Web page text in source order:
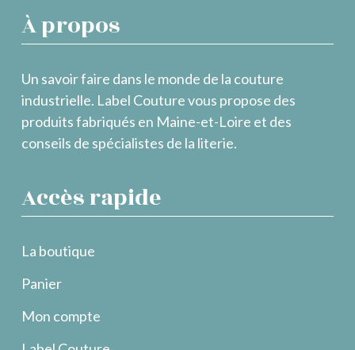
À propos
Un savoir faire dans le monde de la couture
industrielle. Label Couture vous propose des
produits fabriqués en Maine-et-Loire et des
conseils de spécialistes de la literie.
Accès rapide
La boutique
Panier
Mon compte